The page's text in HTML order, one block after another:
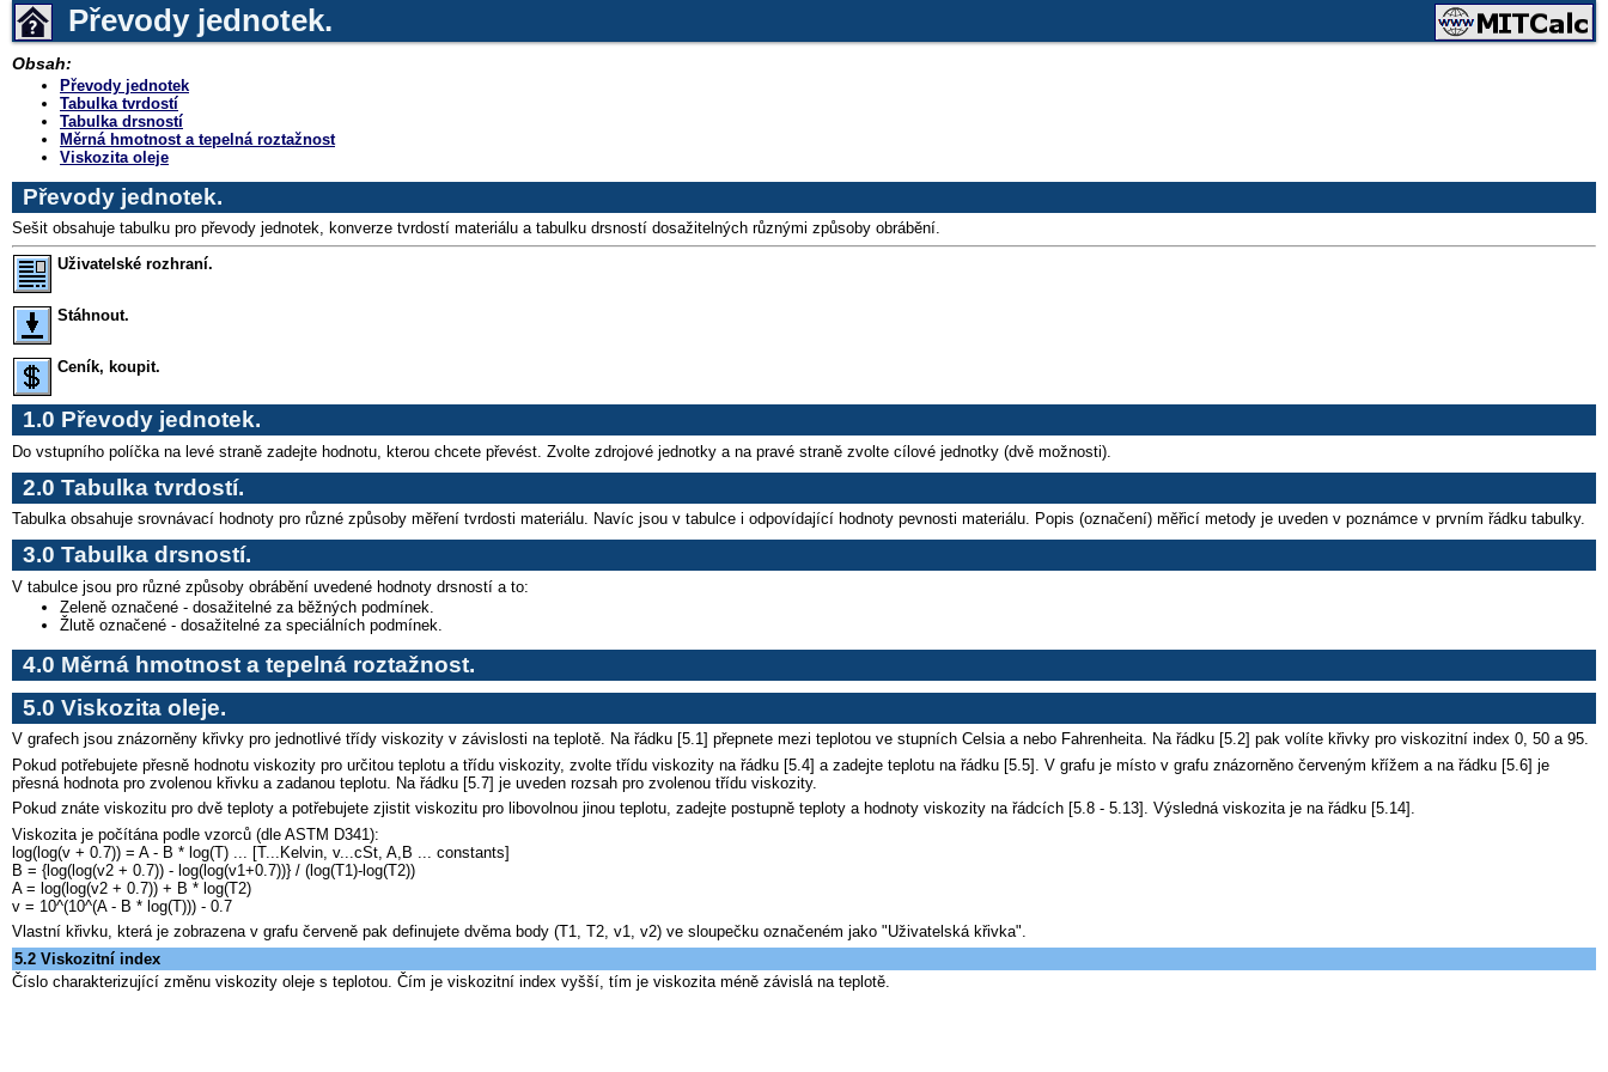
Převody jednotek.
Obsah:
Převody jednotek
Tabulka tvrdostí
Tabulka drsností
Měrná hmotnost a tepelná roztažnost
Viskozita oleje
Převody jednotek.
Sešit obsahuje tabulku pro převody jednotek, konverze tvrdostí materiálu a tabulku drsností dosažitelných různými způsoby obrábění.
Uživatelské rozhraní.
Stáhnout.
Ceník, koupit.
1.0 Převody jednotek.
Do vstupního políčka na levé straně zadejte hodnotu, kterou chcete převést. Zvolte zdrojové jednotky a na pravé straně zvolte cílové jednotky (dvě možnosti).
2.0 Tabulka tvrdostí.
Tabulka obsahuje srovnávací hodnoty pro různé způsoby měření tvrdosti materiálu. Navíc jsou v tabulce i odpovídající hodnoty pevnosti materiálu. Popis (označení) měřicí metody je uveden v poznámce v prvním řádku tabulky.
3.0 Tabulka drsností.
V tabulce jsou pro různé způsoby obrábění uvedené hodnoty drsností a to:
Zeleně označené - dosažitelné za běžných podmínek.
Žlutě označené - dosažitelné za speciálních podmínek.
4.0 Měrná hmotnost a tepelná roztažnost.
5.0 Viskozita oleje.
V grafech jsou znázorněny křivky pro jednotlivé třídy viskozity v závislosti na teplotě. Na řádku [5.1] přepnete mezi teplotou ve stupních Celsia a nebo Fahrenheita. Na řádku [5.2] pak volíte křivky pro viskozitní index 0, 50 a 95.
Pokud potřebujete přesně hodnotu viskozity pro určitou teplotu a třídu viskozity, zvolte třídu viskozity na řádku [5.4] a zadejte teplotu na řádku [5.5]. V grafu je místo v grafu znázorněno červeným křížem a na řádku [5.6] je
přesná hodnota pro zvolenou křivku a zadanou teplotu. Na řádku [5.7] je uveden rozsah pro zvolenou třídu viskozity.
Pokud znáte viskozitu pro dvě teploty a potřebujete zjistit viskozitu pro libovolnou jinou teplotu, zadejte postupně teploty a hodnoty viskozity na řádcích [5.8 - 5.13]. Výsledná viskozita je na řádku [5.14].
Viskozita je počítána podle vzorců (dle ASTM D341):
log(log(v + 0.7)) = A - B * log(T) ... [T...Kelvin, v...cSt, A,B ... constants]
B = {log(log(v2 + 0.7)) - log(log(v1+0.7))} / (log(T1)-log(T2))
A = log(log(v2 + 0.7)) + B * log(T2)
v = 10^(10^(A - B * log(T))) - 0.7
Vlastní křivku, která je zobrazena v grafu červeně pak definujete dvěma body (T1, T2, v1, v2) ve sloupečku označeném jako "Uživatelská křivka".
5.2 Viskozitní index
Číslo charakterizující změnu viskozity oleje s teplotou. Čím je viskozitní index vyšší, tím je viskozita méně závislá na teplotě.